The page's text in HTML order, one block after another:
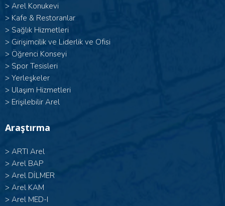
> Arel Konukevi
> Kafe & Restoranlar
> Sağlık Hizmetleri
> Girişimcilik ve Liderlik ve Ofisi
> Öğrenci Konseyi
> Spor Tesisleri
> Yerleşkeler
> Ulaşım Hizmetleri
> Erişilebilir Arel
Araştırma
> ARTI Arel
> Arel BAP
> Arel DİLMER
> Arel KAM
> Arel MED-I